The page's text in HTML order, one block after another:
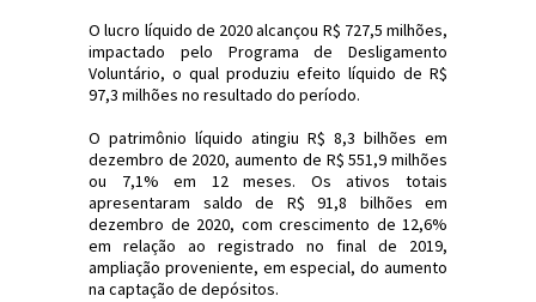
O lucro líquido de 2020 alcançou R$ 727,5 milhões,
impactado pelo Programa de Desligamento
Voluntário, o qual produziu efeito líquido de R$
97,3 milhões no resultado do período.
O patrimônio líquido atingiu R$ 8,3 bilhões em
dezembro de 2020, aumento de R$ 551,9 milhões
ou 7,1% em 12 meses. Os ativos totais
apresentaram saldo de R$ 91,8 bilhões em
dezembro de 2020, com crescimento de 12,6%
em relação ao registrado no final de 2019,
ampliação proveniente, em especial, do aumento
na captação de depósitos.